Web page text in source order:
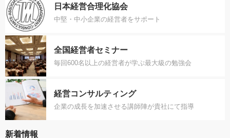
日本経営合理化協会
中堅・中小企業の経営者をサポート
全国経営者セミナー
毎回600名以上の経営者が学ぶ最大級の勉強会
経営コンサルティング
企業の成長を加速させる講師陣が貴社にて指導
新着情報